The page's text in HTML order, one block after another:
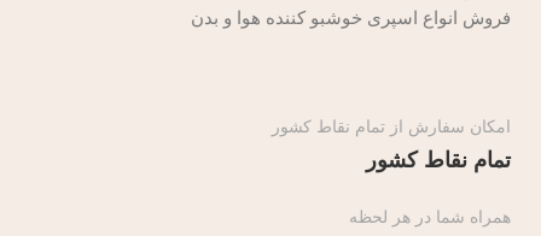
فروش انواع اسپری خوشبو کننده هوا و بدن
امکان سفارش از تمام نقاط کشور
تمام نقاط کشور
همراه شما در هر لحظه